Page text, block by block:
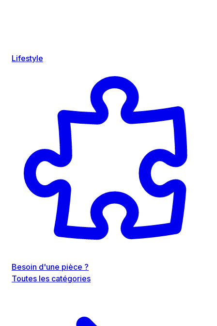
Lifestyle
Besoin d'une pièce ?
Toutes les catégories